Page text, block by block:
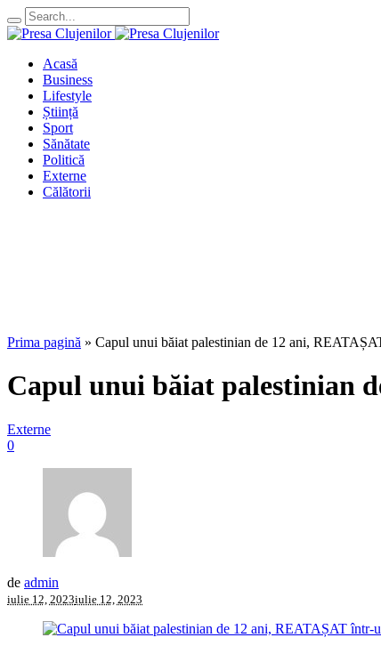
Acasă
Business
Lifestyle
Știință
Sport
Sănătate
Politică
Externe
Călătorii
Prima pagină » Capul unui băiat palestinian de 12 ani,
Capul unui băiat palestinian
Externe
0
de admin
iulie 12, 2023iulie 12, 2023